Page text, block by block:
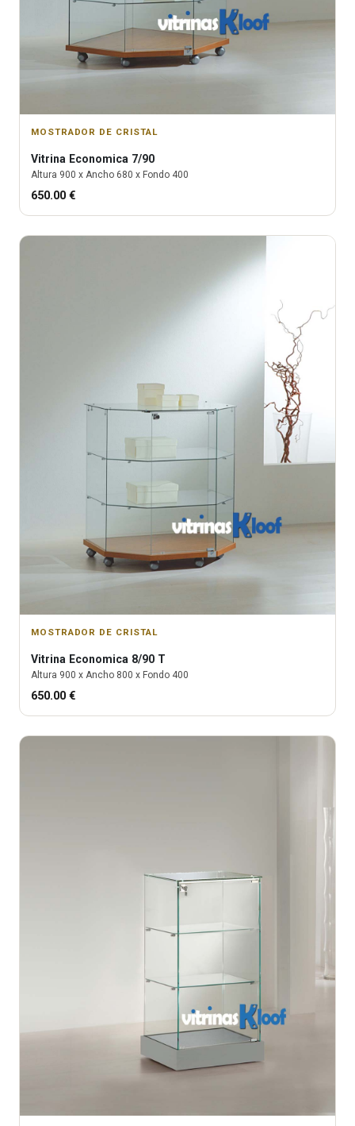
MOSTRADOR DE CRISTAL
Vitrina Economica 7/90
Altura 900 x Ancho 680 x Fondo 400
650.00 €
MOSTRADOR DE CRISTAL
Vitrina Economica 8/90 T
Altura 900 x Ancho 800 x Fondo 400
650.00 €